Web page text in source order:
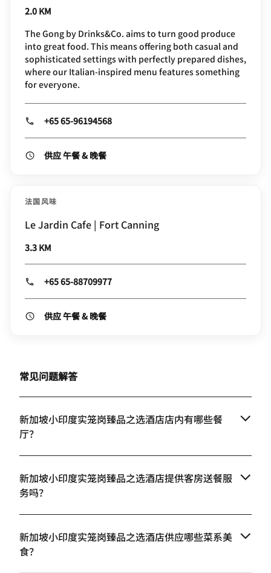
2.0 KM
The Gong by Drinks&Co. aims to turn good produce
into great food. This means offering both casual and
sophisticated settings with perfectly prepared dishes,
where our Italian-inspired menu features something
for everyone.
+65 65-96194568
供应 午餐 & 晚餐
法国风味
Le Jardin Cafe | Fort Canning
3.3 KM
+65 65-88709977
供应 午餐 & 晚餐
常见问题解答
新加坡小印度实笼岗臻品之选酒店店内有哪些餐
厅？
新加坡小印度实笼岗臻品之选酒店提供客房送餐服
务吗？
新加坡小印度实笼岗臻品之选酒店供应哪些菜系美
食？